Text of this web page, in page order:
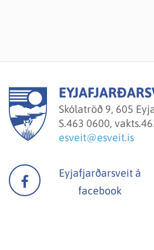
Skólatröð 9, 605
S.463 0600,
esveit@esveit.is
Eyjafjarðarsveit á
facebook